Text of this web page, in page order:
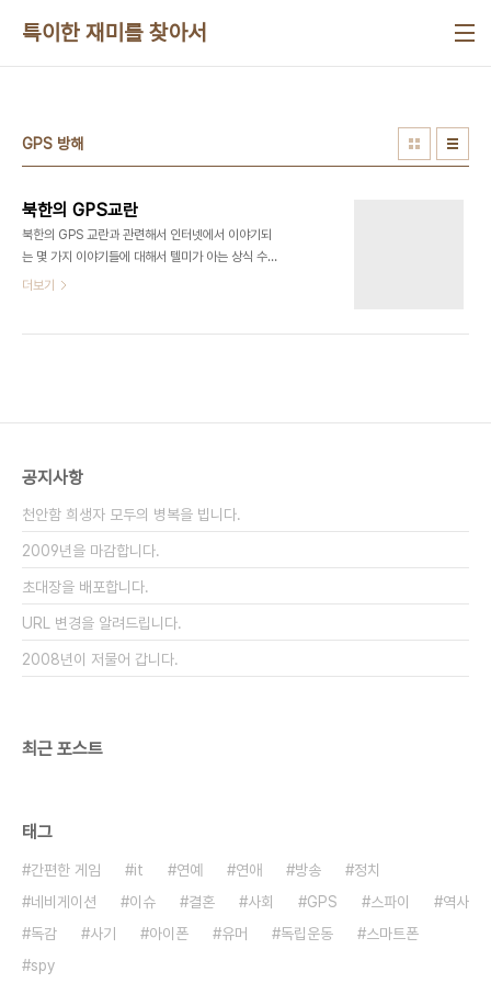
특이한 재미를 찾아서
GPS 방해
북한의 GPS교란
북한의 GPS 교란과 관련해서 인터넷에서 이야기되
는 몇 가지 이야기들에 대해서 텔미가 아는 상식 수준
에서 이야기해보겠습니다. 요즘은 자동차 네비게이
파를 지상의 기기들이 직접 수신해야 되는 어려움을
need is just another shot..
더보기
공지사항
천안함 희생자 모두의 병복을 빕니다.
2009년을 마감합니다.
초대장을 배포합니다.
URL 변경을 알려드립니다.
2008년이 저물어 갑니다.
최근 포스트
태그
간편한 게임 it 연예 연애 방송
정치
네비게이션
이슈 결혼 사회 GPS 스파이
역사
독감
사기 아이폰 유머 독립운동
스마트폰
spy